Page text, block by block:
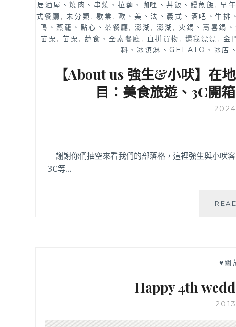
居酒屋、燒肉、串燒、拉麵、咖哩、丼飯、鰻魚飯 , 早
式餐廳 , 未分類,歇業,歐、美、法、義式、酒吧、牛排
鴨、蒸籠、點心、茶餐廳 , 澎湖 , 澎湖 , 火鍋、壽喜鍋
苗栗,苗栗,蔬食、全素餐廳 , 血拼買物 , 還我漂漂 , 金
料、冰淇淋、GELATO、冰店
【About us 強生&小吠】在
目：美食旅遊、3C開
謝謝你們抽空來看我們的部落格，這裡強生與小吠
3C等…
— ♥關
Happy 4th